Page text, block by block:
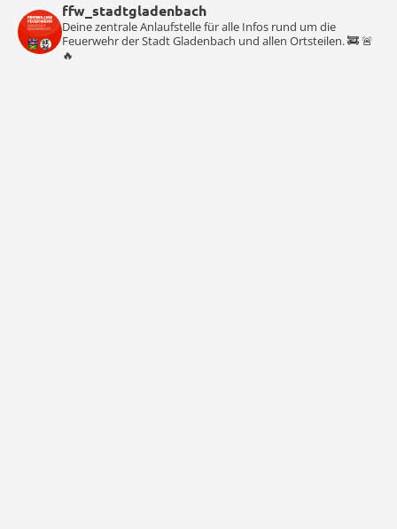
ffw_stadtgladenbach
Deine zentrale Anlaufstelle für alle Infos rund um die
Feuerwehr der Stadt Gladenbach und allen Ortsteilen. 🚒 🚨
🔥